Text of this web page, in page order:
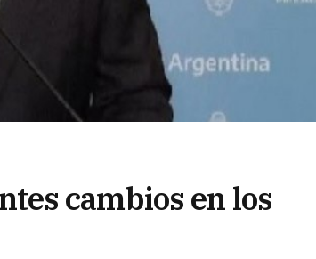
cambios en los